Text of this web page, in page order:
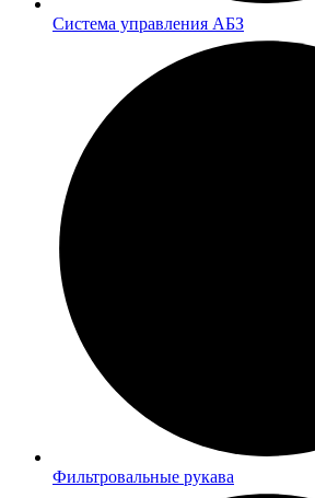
Система управления АБЗ
Фильтровальные рукава